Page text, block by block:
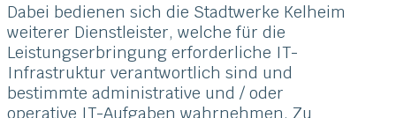
Dabei bedienen sich die Stadtwerke Kelheim
weiterer Dienstleister, welche für die
Leistungserbringung erforderliche IT-
Infrastruktur verantwortlich sind und
bestimmte administrative und / oder
operative IT-Aufgaben wahrnehmen. Zu